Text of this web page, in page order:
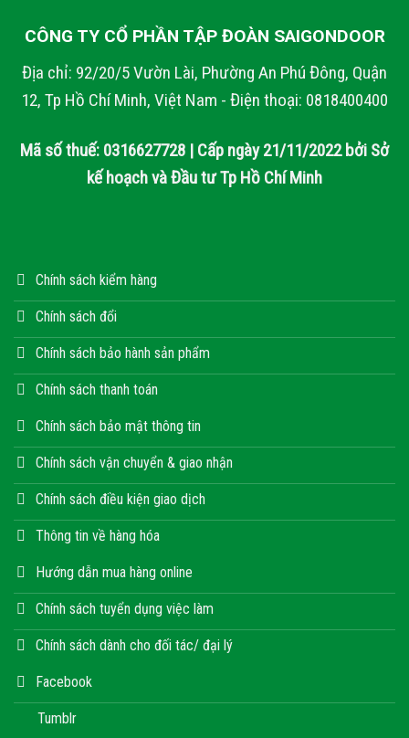
CÔNG TY CỔ PHẦN TẬP ĐOÀN SAIGONDOOR
Địa chỉ: 92/20/5 Vườn Lài, Phường An Phú Đông, Quận
12, Tp Hồ Chí Minh, Việt Nam - Điện thoại: 0818400400
Mã số thuế: 0316627728 | Cấp ngày 21/11/2022 bởi Sở
kế hoạch và Đầu tư Tp Hồ Chí Minh
Chính sách kiểm hàng
Chính sách đổi
Chính sách bảo hành sản phẩm
Chính sách thanh toán
Chính sách bảo mật thông tin
Chính sách vận chuyển & giao nhận
Chính sách điều kiện giao dịch
Thông tin về hàng hóa
Hướng dẫn mua hàng online
Chính sách tuyển dụng việc làm
Chính sách dành cho đối tác/ đại lý
Facebook
Tumblr